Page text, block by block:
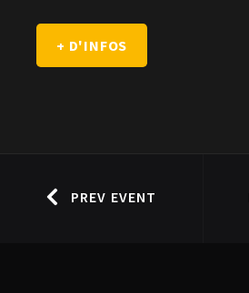
+ D'INFOS
PREV EVENT